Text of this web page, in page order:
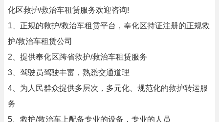
化区救护/救治车租赁服务欢迎咨询!
1、正规的救护/救治车租赁平台，奉化区持证注册的正规救
护/救治车租赁公司
2、提供奉化区跨省救护/救治车租赁服务
3、驾驶员驾驶丰富，熟悉交通道理
4、为人民群众提供多层次，多元化、规范化的救护转运服
务
5、救护/救治车上配备专业的设备，专业的人员